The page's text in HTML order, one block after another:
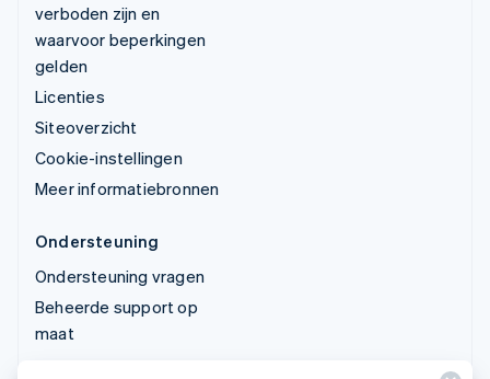
verboden zijn en
waarvoor beperkingen
gelden
Licenties
Siteoverzicht
Cookie-instellingen
Meer informatiebronnen
Ondersteuning
Ondersteuning vragen
Beheerde support op
maat